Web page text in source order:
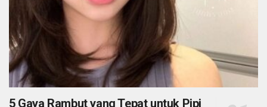
5 Gaya Rambut yang Tepat untuk Pipi